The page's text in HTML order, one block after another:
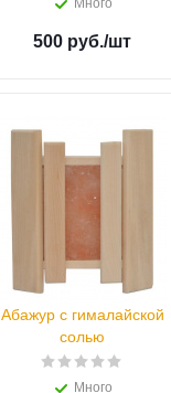
Много
500 руб./шт
Абажур с гималайской
солью
Много